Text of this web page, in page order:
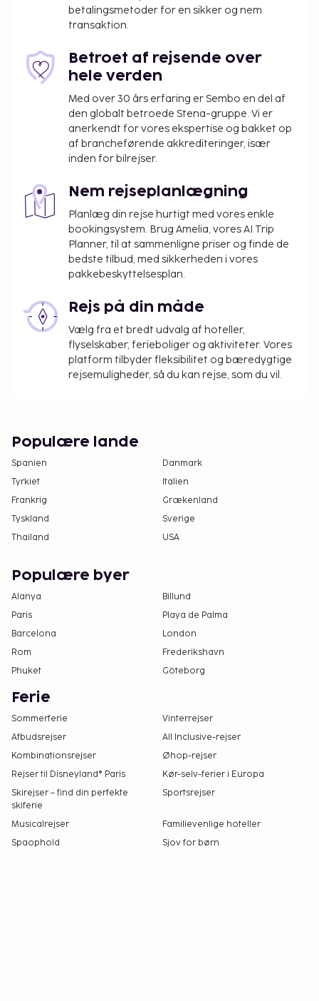
motionscenter og en indendørs pool. Dette resort
tilbyder desuden gratis trådløs internetadgang,
lokale og internationale retter på Jolly Roger
Restaurant, en familierestaurant, hvor du kan nyde
en drink i baren/loungen. Du kan også blive på
værelset, hvor der er mulighed for roomservice.
Gratis kontinental morgenmad serveres dagligt fra
kl. 07.30 til kl. 10.30.
Tillægsgebyr for kæledyr: CAD 22.60 pr.
kæledyr pr. ophold
Der opkræves ikke gebyrer for servicedyr
Gebyr for ekstra seng: 20.0 CAD pr. dag
Ovenstående liste er muligvis ikke fuldstændig.
Gebyrer og depositummer inkluderer muligvis ikke
skat og kan ændres uden varsel.
Den udendørs pool har åbent fra juni til
september.
Poolen er tilgængelig fra kl. 09.00 til kl. 22.00.
Dette overnatningssted tillader kun kæledyr på
specifikke værelser (der skal betales
direkte via kontaktoplysningerne i
betalingsmetoder for en sikker og nem
transaktion.
Betroet af rejsende over
hele verden
Med over 30 års erfaring er Sembo en del af
den globalt betroede Stena-gruppe. Vi er
anerkendt for vores ekspertise og bakket op
af brancheførende akkrediteringer, især
inden for bilrejser.
Nem rejseplanlægning
Planlæg din rejse hurtigt med vores enkle
bookingsystem. Brug Amelia, vores AI Trip
Planner, til at sammenligne priser og finde de
bedste tilbud, med sikkerheden i vores
pakkebeskyttelsesplan.
Rejs på din måde
Vælg fra et bredt udvalg af hoteller,
flyselskaber, ferieboliger og aktiviteter. Vores
platform tilbyder fleksibilitet og bæredygtige
rejsemuligheder, så du kan rejse, som du vil.
Populære lande
Spanien
Danmark
Tyrkiet
Italien
Frankrig
Grækenland
Tyskland
Sverige
Thailand
USA
Populære byer
Alanya
Billund
Paris
Playa de Palma
Barcelona
London
Rom
Frederikshavn
Phuket
Göteborg
Ferie
Sommerferie
Vinterrejser
Afbudsrejser
All Inclusive-rejser
Kombinationsrejser
Øhop-rejser
Rejser til Disneyland® Paris
Kør-selv-ferier i Europa
Skirejser – find din perfekte
skiferie
Sportsrejser
Musicalrejser
Familievenlige hoteller
Spaophold
Sjov for børn